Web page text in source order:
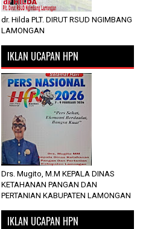
dr. Hilda PLT. DIRUT RSUD NGIMBANG
LAMONGAN
IKLAN UCAPAN HPN
Drs. Mugito, M.M KEPALA DINAS
KETAHANAN PANGAN DAN
PERTANIAN KABUPATEN LAMONGAN
IKLAN UCAPAN HPN